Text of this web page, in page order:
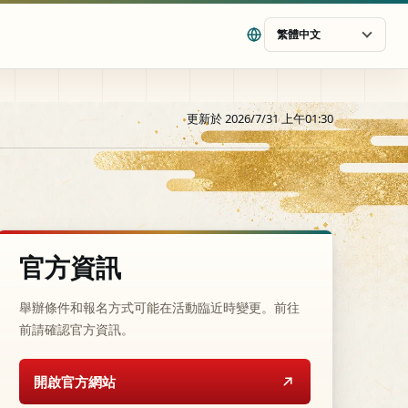
繁體中文
更新於 2026/7/31 上午01:30
官方資訊
舉辦條件和報名方式可能在活動臨近時變更。前往
前請確認官方資訊。
開啟官方網站